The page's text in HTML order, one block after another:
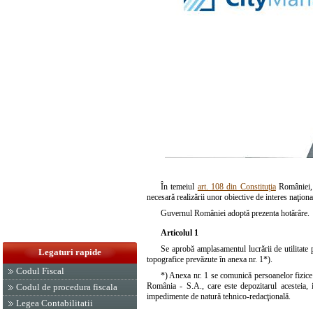
Legaturi rapide
Codul Fiscal
Codul de procedura fiscala
Legea Contabilitatii
În temeiul art. 108 din Constituţia
necesară realizării unor obiective de interes
Guvernul României adoptă prezenta hotărâre.
Articolul 1
Se aprobă amplasamentul lucrării de
topografice prevăzute în anexa nr. 1*).
*) Anexa nr. 1 se comunică persoanelor
România - S.A., care este depozitarul
impedimente de natură tehnico-redacţională.